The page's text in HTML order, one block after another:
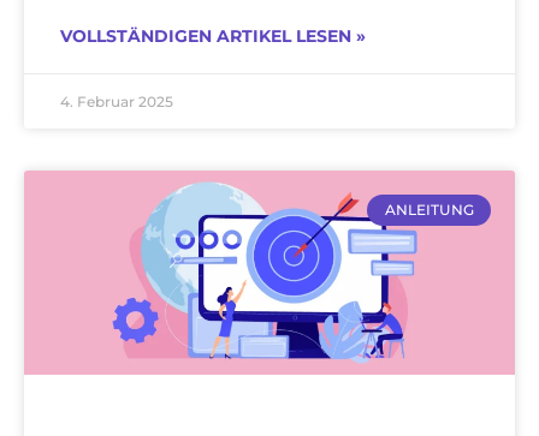
VOLLSTÄNDIGEN ARTIKEL LESEN »
4. Februar 2025
ANLEITUNG